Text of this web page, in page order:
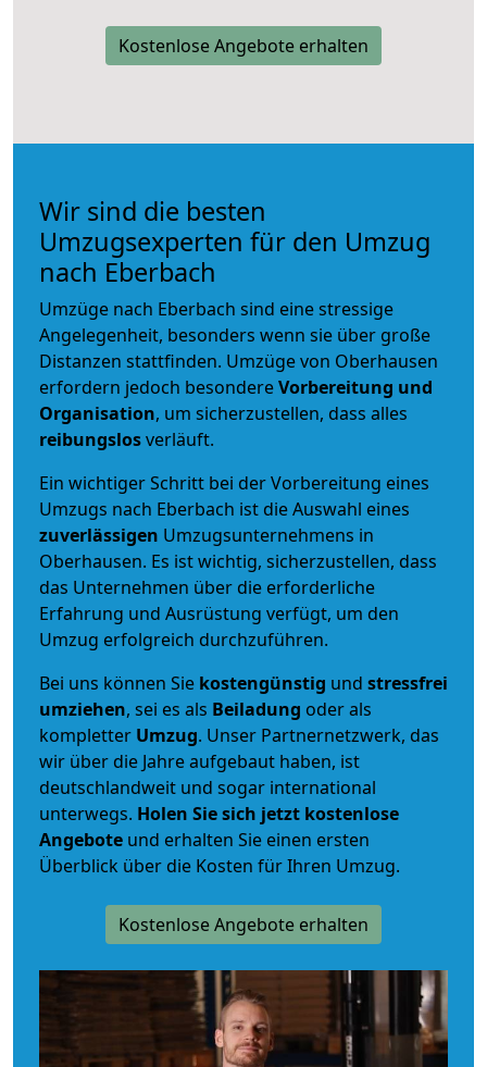
Kostenlose Angebote erhalten
Wir sind die besten
Umzugsexperten für den Umzug
nach Eberbach
Umzüge nach Eberbach sind eine stressige
Angelegenheit, besonders wenn sie über große
Distanzen stattfinden. Umzüge von Oberhausen
erfordern jedoch besondereVorbereitung und
Organisation, um sicherzustellen, dass alles
reibungslosverläuft.
Ein wichtiger Schritt bei der Vorbereitung eines
Umzugs nach Eberbach ist die Auswahl eines
zuverlässigen Umzugsunternehmens in
Oberhausen. Es ist wichtig, sicherzustellen, dass
das Unternehmen über die erforderliche
Erfahrung und Ausrüstung verfügt, um den
Umzug erfolgreich durchzuführen.
Bei uns können Sie kostengünstig und stressfrei
umziehen, sei es als Beiladung oder als
kompletter Umzug. Unser Partnernetzwerk, das
wir über die Jahre aufgebaut haben, ist
deutschlandweit und sogar international
unterwegs. Holen Sie sich jetzt kostenlose
Angebote und erhalten Sie einen ersten
Überblick über die Kosten für Ihren Umzug.
Kostenlose Angebote erhalten